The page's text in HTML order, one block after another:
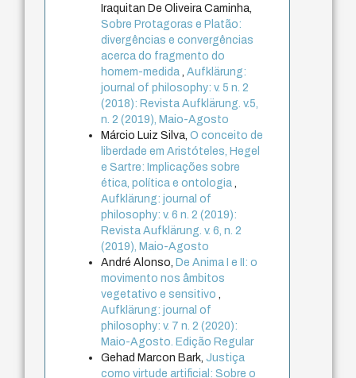
Iraquitan De Oliveira Caminha,
Sobre Protagoras e Platão:
divergências e convergências
acerca do fragmento do
homem-medida,Aufklärung:
journal of philosophy: v. 5 n. 2
(2018): Revista Aufklärung. v.5,
n. 2 (2019), Maio-Agosto
Márcio Luiz Silva,O conceito de
liberdade em Aristóteles, Hegel
e Sartre: Implicações sobre
ética, política e ontologia,
Aufklärung: journal of
philosophy: v. 6 n. 2 (2019):
Revista Aufklärung. v. 6, n. 2
(2019), Maio-Agosto
André Alonso, De Anima I e II: o
movimento nos âmbitos
vegetativo e sensitivo,
Aufklärung: journal of
philosophy: v. 7 n. 2 (2020):
Maio-Agosto. Edição Regular
Gehad Marcon Bark,Justiça
como virtude artificial: Sobre o